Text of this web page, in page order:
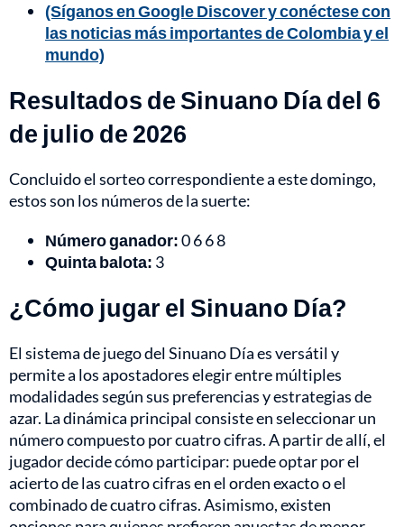
(Síganos en Google Discover y conéctese con
las noticias más importantes de Colombia y el
mundo)
Resultados de Sinuano Día del 6
de julio de 2026
Concluido el sorteo correspondiente a este domingo,
estos son los números de la suerte:
Número ganador:0 6 6 8
Quinta balota: 3
¿Cómo jugar el Sinuano Día?
El sistema de juego del Sinuano Día es versátil y
permite a los apostadores elegir entre múltiples
modalidades según sus preferencias y estrategias de
azar. La dinámica principal consiste en seleccionar un
número compuesto por cuatro cifras. A partir de allí, el
jugador decide cómo participar: puede optar por el
acierto de las cuatro cifras en el orden exacto o el
combinado de cuatro cifras. Asimismo, existen